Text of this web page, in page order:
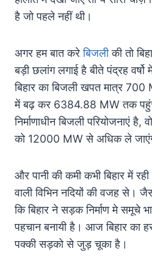
है जो पहले नहीं थी।
अगर हम बात करेबिजलीकी तो
बड़ी छलांग लगाई है बीते पंद्रह
बिहार का बिजली खपत मात्र
में बढ़ कर 6384.88 MW तक
निर्माणाधीन बिजली परियोजनाएं है,
को 12000 MW से अधिक ले
और पानी की कमी कभी बिहार में
वाली विभिन नदियों की वजह से।
कि बिहार ने सड़क निर्माण मे समूचे
पहचान बनायी है। आज बिहार का
पक्की सड़को से जुड़ चूका है।